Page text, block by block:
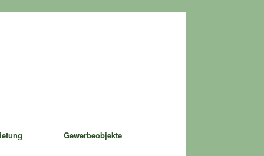
Gewerbeobjekte